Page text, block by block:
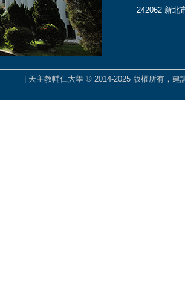
242062 新北
| 天主教輔仁大學 © 2014-2025 版權所有，